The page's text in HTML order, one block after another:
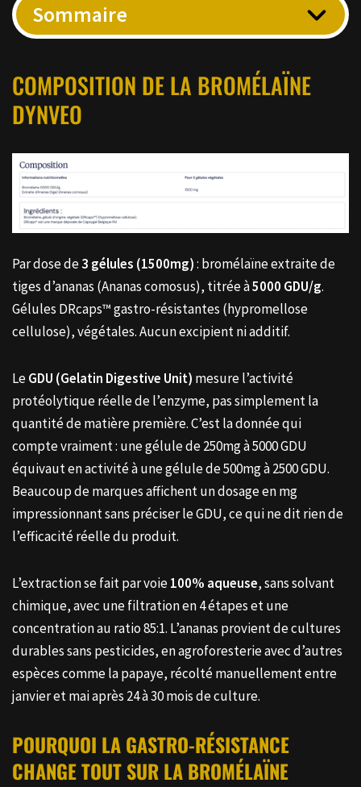
Sommaire
COMPOSITION DE LA BROMÉLAÏNE
DYNVEO
Par dose de3 gélules (1500mg): bromélaïne extraite de
tiges d’ananas (Ananas comosus), titrée à5000 GDU/g.
Gélules DRcaps™ gastro-résistantes (hypromellose
cellulose), végétales. Aucun excipient ni additif.
LeGDU (Gelatin Digestive Unit) mesure l’activité
protéolytique réelle de l’enzyme, pas simplement la
quantité de matière première. C’est la donnée qui
compte vraiment : une gélule de 250mg à 5000 GDU
équivaut en activité à une gélule de 500mg à 2500 GDU.
Beaucoup de marques affichent un dosage en mg
impressionnant sans préciser le GDU, ce qui ne dit rien de
l’efficacité réelle du produit.
L’extraction se fait par voie100% aqueuse, sans solvant
chimique, avec une filtration en 4 étapes et une
concentration au ratio 85:1. L’ananas provient de cultures
durables sans pesticides, en agroforesterie avec d’autres
espèces comme la papaye, récolté manuellement entre
janvier et mai après 24 à 30 mois de culture.
POURQUOI LA GASTRO-RÉSISTANCE
CHANGE TOUT SUR LA BROMÉLAÏNE